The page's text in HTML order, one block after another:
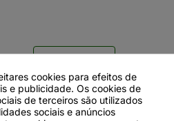
cookies para efeitos de
e publicidade. Os cookies de
de terceiros são utilizados
sociais e anúncios